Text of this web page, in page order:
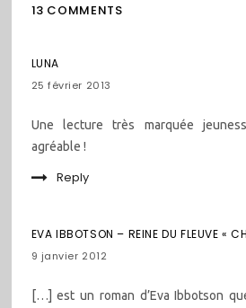
13 COMMENTS
LUNA
25 février 2013
Une lecture très marquée
agréable !
Reply
EVA IBBOTSON – REINE DU FLEUVE «
9 janvier 2012
[…] est un roman d’Eva Ibbotson